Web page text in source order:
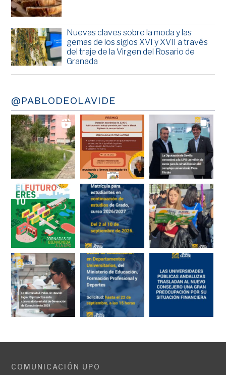
Nuevas claves sobre la moda y las
gemas de los siglos XVI y XVII a través
del traje de la Virgen del Rosario de
Granada
@PABLODEOLAVIDE
COMUNICACIÓN UPO